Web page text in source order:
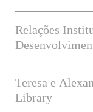
Relações
Teresa e
Library